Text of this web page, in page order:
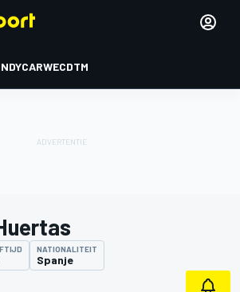
WECDTM
NATIONALITEIT
Spanje